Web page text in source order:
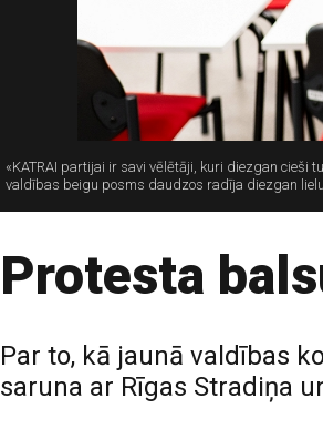
«KATRAI partijai ir savi vēlētāji, kuri diezgan
valdības beigu posms daudzos radīja diezgan
Protesta
Par to, kā jaunā valdības
saruna ar Rīgas Stradiņa